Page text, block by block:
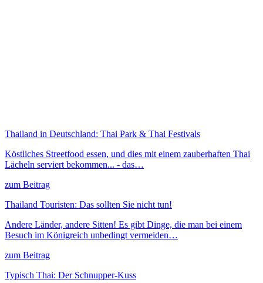
Thailand in Deutschland: Thai Park & Thai Festivals
Köstliches Streetfood essen, und dies mit einem zauberhaften Thai
Lächeln serviert bekommen... - das…
zum Beitrag
Thailand Touristen: Das sollten Sie nicht tun!
Andere Länder, andere Sitten! Es gibt Dinge, die man bei einem
Besuch im Königreich unbedingt vermeiden…
zum Beitrag
Typisch Thai: Der Schnupper-Kuss